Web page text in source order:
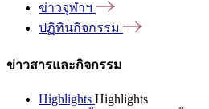
ข่าวจุฬาฯ
ปฏิทินกิจกรรม
ข่าวสารและกิจกรรม
Highlights Highlights